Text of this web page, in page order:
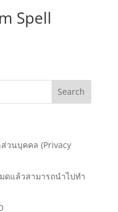
Spell
วนบุคคล (Privacy
ดแล้วสามารถนำไปทำ